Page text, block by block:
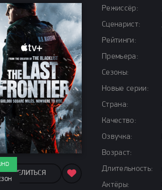
Режиссёр:
Сценарист:
Рейтинги:
Премьера:
Сезоны:
Новые серии:
Страна:
Качество:
Озвучка:
Возраст:
Длительность:
Актёры:
ПОДЕЛИТЬСЯ